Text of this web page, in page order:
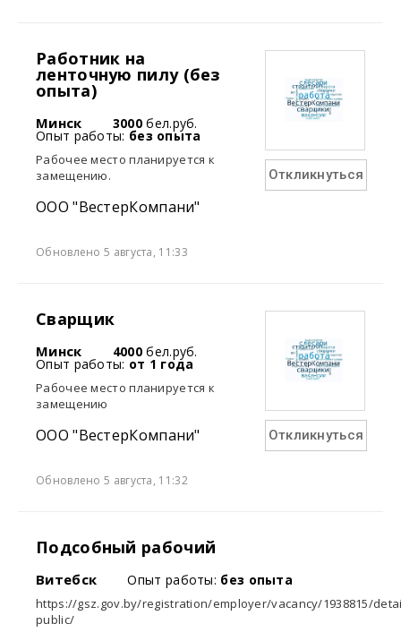
Работник на
ленточную пилу (без
опыта)
Минск 3000 бел.руб.
Опыт работы: без опыта
Рабочее место планируется к
замещению.
ООО "ВестерКомпани"
Обновлено 5 августа, 11:33
Откликнуться
Сварщик
Минск 4000 бел.руб.
Опыт работы: от 1 года
Рабочее место планируется к
замещению
ООО "ВестерКомпани"
Обновлено 5 августа, 11:32
Откликнуться
Подсобный рабочий
Витебск Опыт работы: без опыта
https://gsz.gov.by/registration/employer/vacancy/1938815/
public/